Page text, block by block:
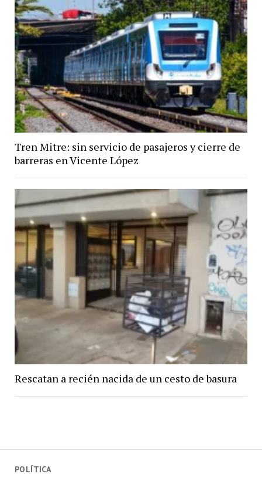
POLÍTICA
Tren Mitre: sin servicio de pasajeros y cierre de
barreras en Vicente López
Rescatan a recién nacida de un cesto de basura